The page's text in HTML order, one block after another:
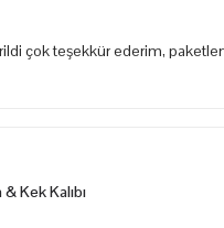
çok teşekkür ederim,
Kek Kalıbı